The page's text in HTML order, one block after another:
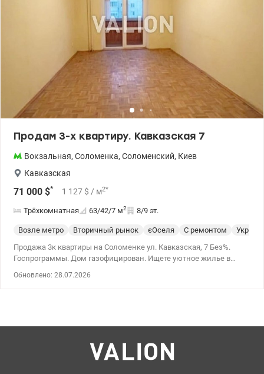
Продам 3-х квартиру. Кавказская 7
Вокзальная, Соломенка, Соломенский, Киев
Кавказская
71 000 $* 1 127 $ / м2*
Трёхкомнатная 63/42/7 м2 8/9 эт.
Возле метро Вторичный рынок єОселя С ремонтом
Продажа 3к квартиры на Соломенке ул. Кавказская, 7 Без%.
Госпрограммы. Дом газофицирован. Ищете уютное жилье в
семьи. Продается светлая трехкомнатная квартира в одном из
ул. Кавказская, 7 (Соломенский район). Этаж: 8-й из 9-ти
Площадь: * Общая: 63 м² Жилая: 41,5 м² Кухня: 7 м²
Коммуникации Дом газифицирован, что является большим
Обновлено: 28.07.2026